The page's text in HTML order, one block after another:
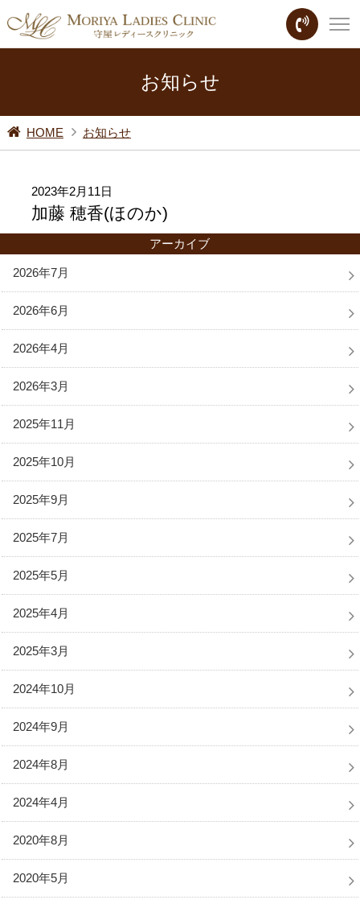
お知らせ
HOME お知らせ
2023年2月11日
加藤 穂香(ほのか)
アーカイブ
2026年7月
2026年6月
2026年4月
2026年3月
2025年11月
2025年10月
2025年9月
2025年7月
2025年5月
2025年4月
2025年3月
2024年10月
2024年9月
2024年8月
2024年4月
2020年8月
2020年5月